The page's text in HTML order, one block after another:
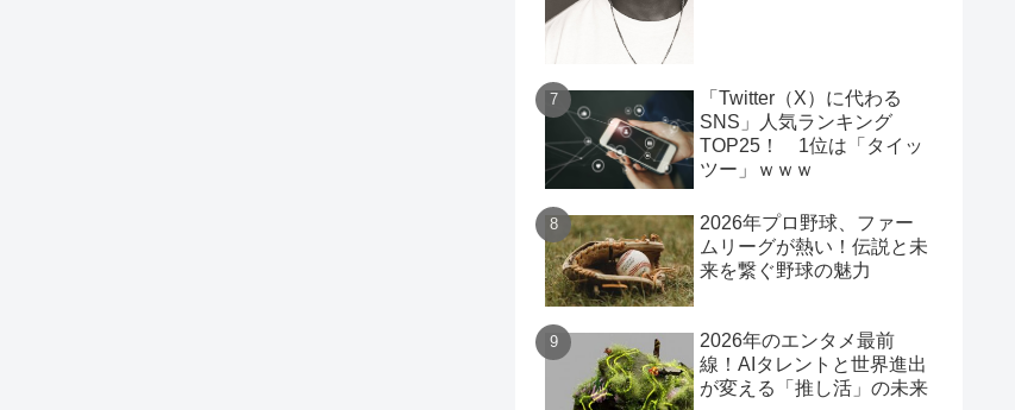
「Twitter（X）に代わる
SNS」人気ランキング
TOP25！ 1位は「タイッ
ツー」ｗｗｗ
2026年プロ野球、ファー
ムリーグが熱い！伝説と未
来を繋ぐ野球の魅力
2026年のエンタメ最前
線！AIタレントと世界進出
が変える「推し活」の未来